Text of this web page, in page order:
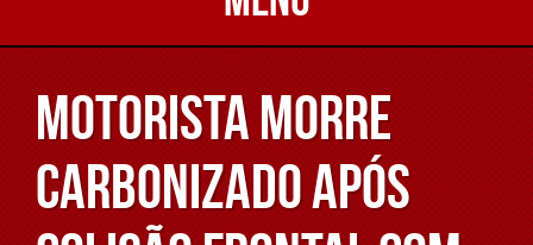
Motorista morre
carbonizado após